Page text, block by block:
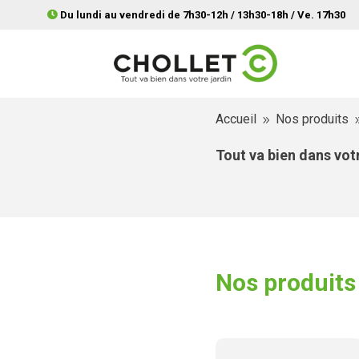
Du lundi au vendredi de 7h30-12h / 13h30-18h / Ve. 17h30
Accueil 9 Nos produits
Tout va bien dans
Nos produits